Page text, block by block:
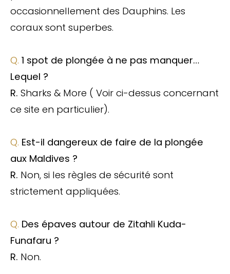
occasionnellement des Dauphins. Les
coraux sont superbes.
Q. 1 spot de plongée à ne pas manquer…
Lequel ?
R. Sharks & More ( Voir ci-dessus concernant
ce site en particulier).
Q. Est-il dangereux de faire de la plongée
aux Maldives ?
R. Non, si les règles de sécurité sont
strictement appliquées.
Q. Des épaves autour de Zitahli Kuda-
Funafaru ?
R. Non.